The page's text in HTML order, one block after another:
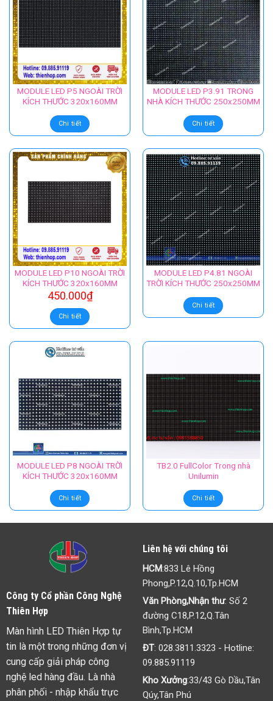
MODULE LED P5 NGOÀI TRỜI
KÍCH THƯỚC 320x160MM
Chi tiết
MODULE LED P3.91 TRONG
NHÀ KÍCH THƯỚC 250x250MM
Chi tiết
MODULE LED P10 NGOÀI TRỜI
KÍCH THƯỚC 320x160MM
450.000₫
Chi tiết
MODULE LED P4.81 NGOÀI
TRỜI KÍCH THƯỚC 250x250MM
Chi tiết
MODULE LED P8 NGOÀI TRỜI
KÍCH THƯỚC 320x160MM
Chi tiết
TB2.0 FullColor Trong nhà
Unilumin
Chi tiết
Công ty Cổ phần Công Nghệ
Thiên Hợp
Màn hình LED Thiên Hợp tự
tin là một trong những đơn vị
cung cấp giải pháp công
nghệ led hàng đầu. Là nhà
phân phối - nhập khẩu trực
Liên hệ với chúng tôi
HCM:833 Lê Hồng
Phong,P.12,Q.10,Tp.HCM
Văn Phòng,Nhận thư: Số 2
đường C18,P.12,Q.Tân
Bình,Tp.HCM
ĐT: 028.3811.3323 - Hotline:
09.885.91119
Kho Xưởng:33/43 Gò Dầu,Tân
Qúy,Tân Phú